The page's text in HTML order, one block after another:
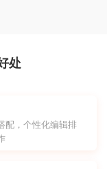
处
配，个性化编辑排